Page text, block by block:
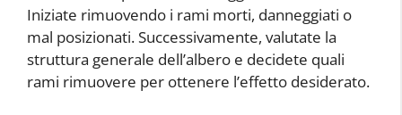
Iniziate rimuovendo i rami morti, danneggiati o
mal posizionati. Successivamente, valutate la
struttura generale dell’albero e decidete quali
rami rimuovere per ottenere l’effetto desiderato.